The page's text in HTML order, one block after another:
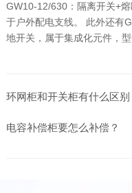
GW10-12/630：隔离开关+
于户外配电支线。 此外还有
地开关，属于集成化元件，型
环网柜和开关柜有什么区别
电容补偿柜要怎么补偿？